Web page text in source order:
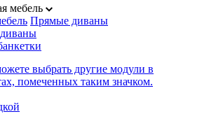
мебель
Прямые диваны
выбрать другие модули в
помеченных таким значком.